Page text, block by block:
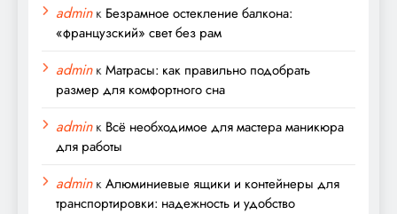
adminк Безрамное остекление балкона:
«французский» свет без рам
adminкМатрасы: как правильно подобрать
размер для комфортного сна
adminк Всё необходимое для мастера маникюра
для работы
adminкАлюминиевые ящики и контейнеры для
транспортировки: надежность и удобство